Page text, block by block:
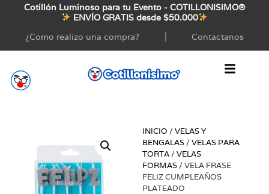
Cotillón Luminoso para tu Evento - COTILLONISIMO®
ENVÍO GRATIS desde $50.000
¿Como realizo una compra?
Contactanos
INICIO /VELAS Y
BENGALAS /VELAS PARA
TORTA /VELAS
FORMAS / VELA FRASE
FELIZ CUMPLEAÑOS
PLATEADO